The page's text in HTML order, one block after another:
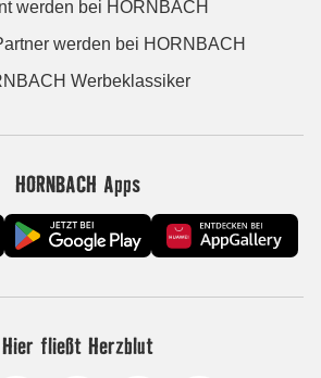
werden bei HORNBACH
werden bei HORNBACH
Werbeklassiker
HORNBACH Apps
Hier fließt Herzblut